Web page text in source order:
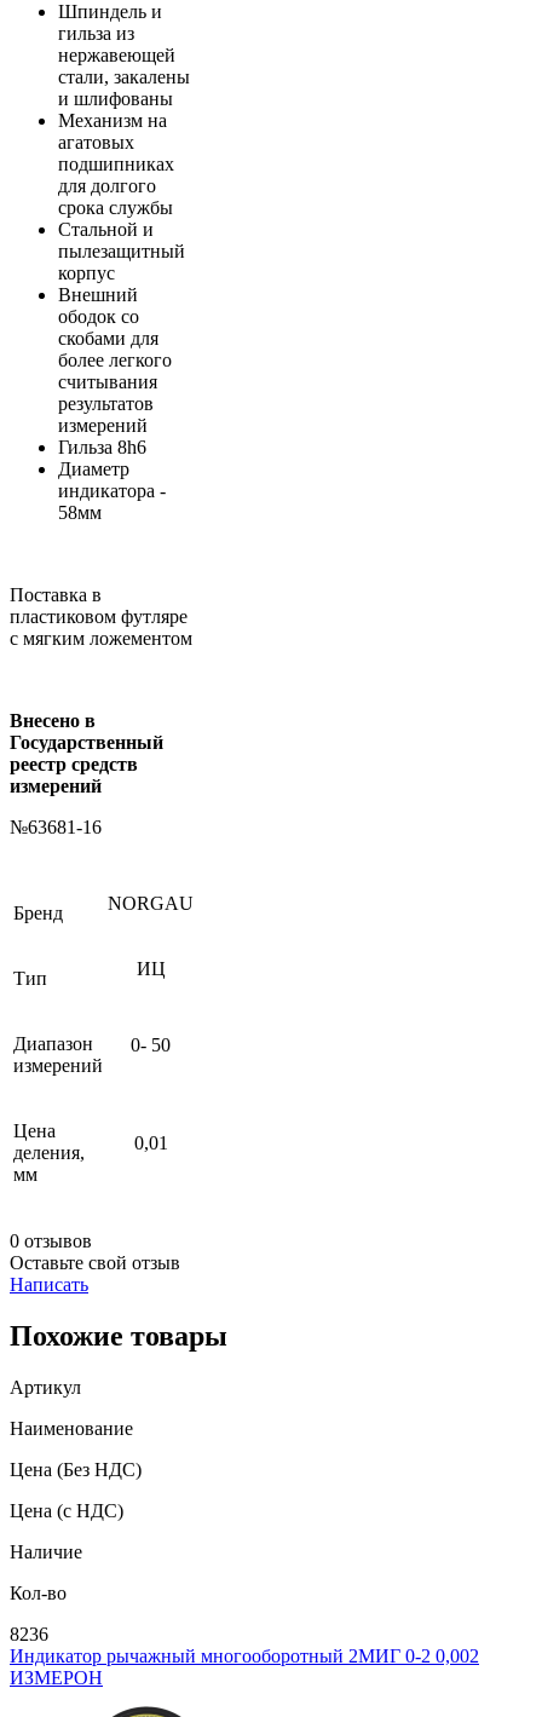
Шпиндель и
гильза из
нержавеющей
стали, закалены
и шлифованы
Механизм на
агатовых
подшипниках
для долгого
срока службы
Стальной и
пылезащитный
корпус
Внешний
ободок со
скобами для
более легкого
считывания
результатов
измерений
Гильза 8h6
Диаметр
индикатора -
58мм
Поставка в
пластиковом футляре
с мягким ложементом
Внесено в
Государственный
реестр средств
измерений
№63681-16
Бренд NORGAU
Тип ИЦ
Диапазон
измерений
0- 50
Цена
деления,
мм
0,01
0 отзывов
Оставьте свой отзыв
Написать
Похожие товары
Артикул
Наименование
Цена (Без НДС)
Цена (с НДС)
Наличие
Кол-во
8236
Индикатор рычажный многооборотный 2МИГ 0-2 0,002
ИЗМЕРОН